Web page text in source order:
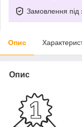
Замовлення під
Опис
Опис